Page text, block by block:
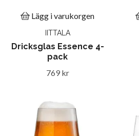
Lägg i varukorgen
IITTALA
Dricksglas Essence 4-
pack
769 kr